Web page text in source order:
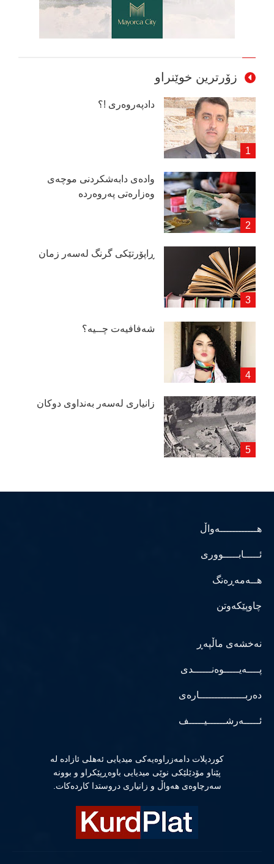
زۆرترین خوێنراو
دادپەروەری !؟
وادەی دابەشكردنی موچەی
وەزارەتی پەروەردە
ڕاپۆرتێكی گرنگ لەسەر زمان
شەفافیەت چــیە؟
زانیاری لەسەر بەنداوی دوكان
هــــــــــــەواڵ
ئـــــابـــــووری
هــەمەڕەنگ
چاوپێکەوتن
نەخشەی ماڵپەڕ
پــــەیـــــوەنــــــدی
دەربـــــــــــــــارەی
ئـــــەرشــــــیـــــف
كوردپلات دامەزراوەیەكی میدیایی ئەهلی ئازادە لە
پێناو مۆدێلێكی نوێی میدیایی باوەڕپێكراو و بوونە
سەرچاوەی هەواڵ و زانیاری دروستدا كاردەكات.